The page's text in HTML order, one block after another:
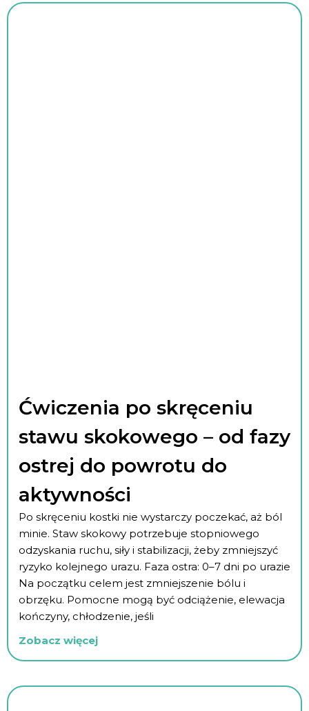
Ćwiczenia po skręceniu
stawu skokowego – od fazy
ostrej do powrotu do
aktywności
Po skręceniu kostki nie wystarczy poczekać, aż ból
minie. Staw skokowy potrzebuje stopniowego
odzyskania ruchu, siły i stabilizacji, żeby zmniejszyć
ryzyko kolejnego urazu. Faza ostra: 0–7 dni po urazie
Na początku celem jest zmniejszenie bólu i
obrzęku. Pomocne mogą być odciążenie, elewacja
kończyny, chłodzenie, jeśli
Zobacz więcej